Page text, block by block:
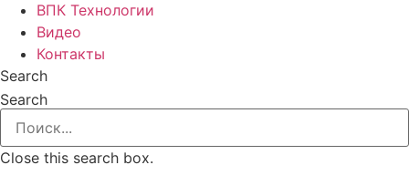
ВПК Технологии
Видео
Контакты
Search
Search
Close this search box.